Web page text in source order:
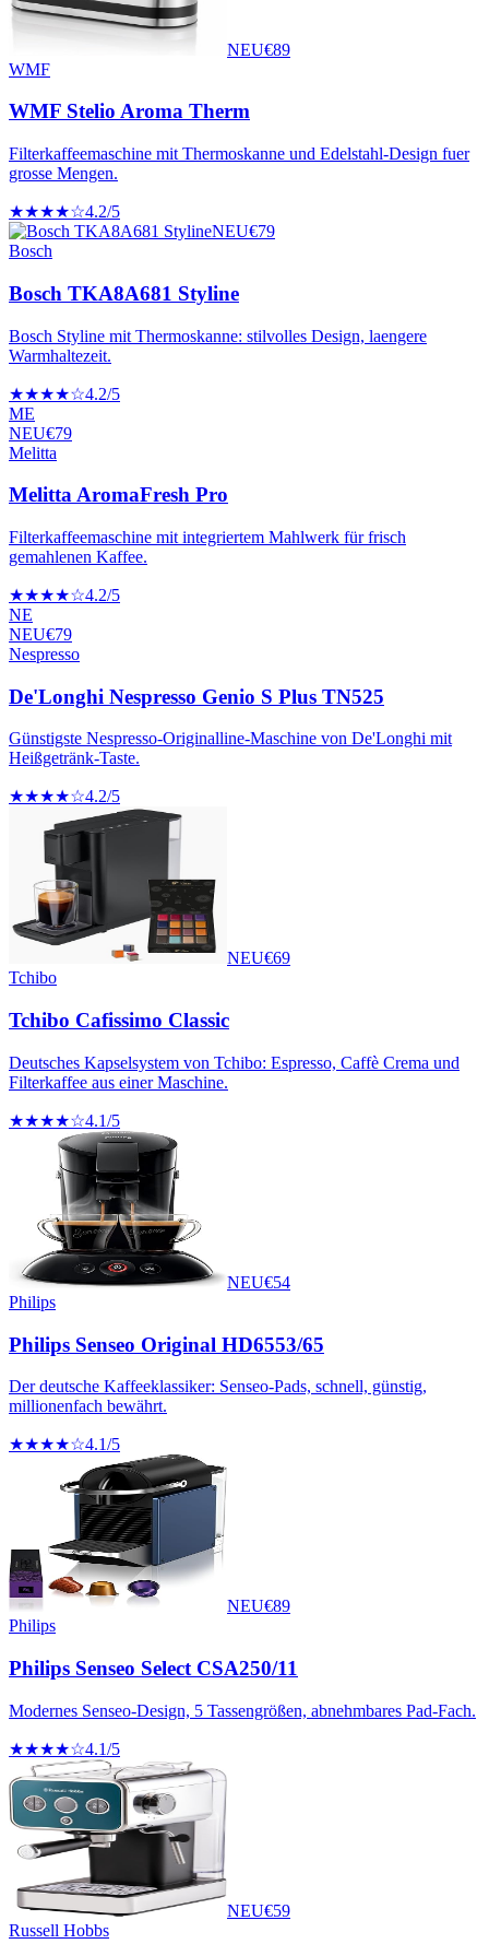
NEU€89
WMF
WMF Stelio Aroma Therm
Filterkaffeemaschine mit Thermoskanne und Edelstahl-Design fuer
grosse Mengen.
★★★★☆4.2/5
NEU€79
Bosch
Bosch TKA8A681 Styline
Bosch Styline mit Thermoskanne: stilvolles Design, laengere
Warmhaltezeit.
★★★★☆4.2/5
ME
NEU€79
Melitta
Melitta AromaFresh Pro
Filterkaffeemaschine mit integriertem Mahlwerk für frisch
gemahlenen Kaffee.
★★★★☆4.2/5
NE
NEU€79
Nespresso
De'Longhi Nespresso Genio S Plus TN525
Günstigste Nespresso-Originalline-Maschine von De'Longhi mit
Heißgetränk-Taste.
★★★★☆4.2/5
NEU€69
Tchibo
Tchibo Cafissimo Classic
Deutsches Kapselsystem von Tchibo: Espresso, Caffè Crema und
Filterkaffee aus einer Maschine.
★★★★☆4.1/5
NEU€54
Philips
Philips Senseo Original HD6553/65
Der deutsche Kaffeeklassiker: Senseo-Pads, schnell, günstig,
millionenfach bewährt.
★★★★☆4.1/5
NEU€89
Philips
Philips Senseo Select CSA250/11
Modernes Senseo-Design, 5 Tassengrößen, abnehmbares Pad-Fach.
★★★★☆4.1/5
NEU€59
Russell Hobbs